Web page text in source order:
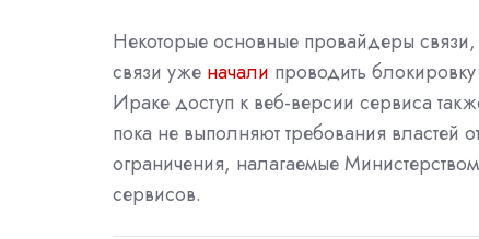
Некоторые основные провайдеры связи,
связи уже начали проводить
Ираке доступ к веб-версии сервиса
пока не выполняют требования властей
ограничения, налагаемые
сервисов.